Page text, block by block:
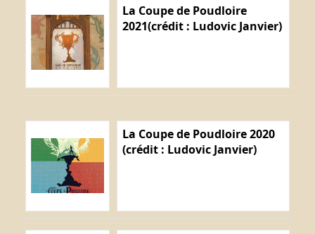
La Coupe de Poudloire
2021(crédit : Ludovic Janvier)
La Coupe de Poudloire 2020
(crédit : Ludovic Janvier)